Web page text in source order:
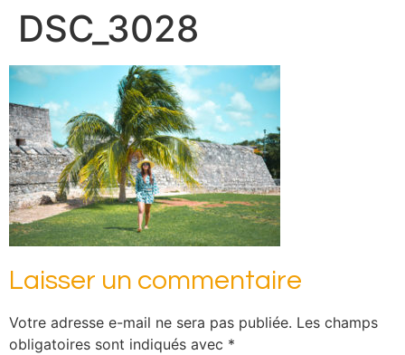
DSC_3028
Laisser un commentaire
Votre adresse e-mail ne sera pas publiée. Les champs
obligatoires sont indiqués avec *